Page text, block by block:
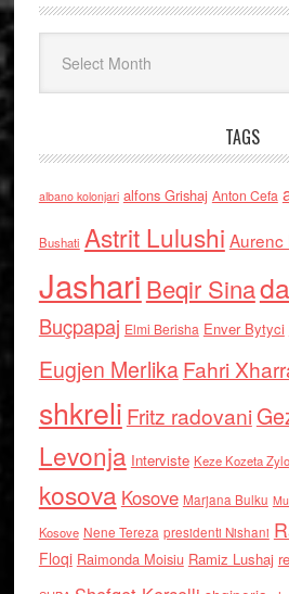
TAGS
albano kolonjari alfons Grishaj Anton Cefa
Bushati Astrit Lulushi Aurenc
Jashari Beqir Sina
Buçpapaj Elmi Berisha Enver Bytyci
Eugjen MerlikaFahri
shkreli Fritz radovani
Levonja Interviste Keze Kozeta Zylo
kosova Kosove Marjana Bulku
Kosove Nene Tereza presidenti Nishani
Floqi Raimonda Moisiu Ramiz Lushaj